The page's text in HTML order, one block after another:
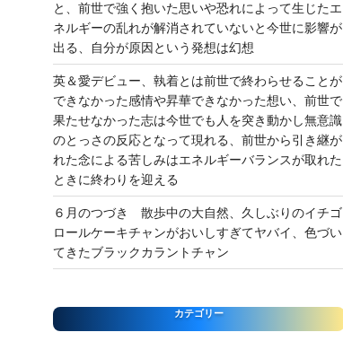
と、前世で強く抱いた思いや恐れによって生じたエ
ネルギーの乱れが解消されていないと今世に影響が
出る、自分が原因という発想は幻想
英＆愛デビュー、執着とは前世で終わらせることが
できなかった感情や昇華できなかった想い、前世で
果たせなかった志は今世でも人を突き動かし無意識
のとっさの反応となって現れる、前世から引き継が
れた念による苦しみはエネルギーバランスが取れた
ときに終わりを迎える
６月のつづき 散歩中の大自然、久しぶりのイチゴ
ロールケーキチャンがおいしすぎてヤバイ、色づい
てきたブラックカラントチャン
カテゴリー